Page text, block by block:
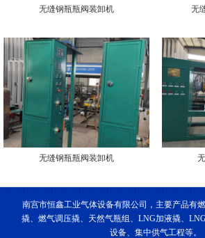
无缝钢瓶瓶阀装卸机 无
无缝钢瓶瓶阀装卸机
南宫市恒鑫工业气体设备有限公司，主要产品有
撬、燃气调压撬、天然气瓶组、LNG加液撬、
设备、集中供气工程等。